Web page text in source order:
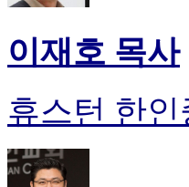
이재호 목사
휴스턴 한